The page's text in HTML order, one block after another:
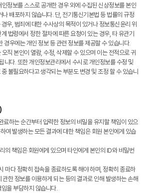
정보를 스스로 공개한 경우 외에 수집된 신상정보를 본인
배포하지 않습니다. 단, 전기통신기본법 등 법률의 규정
우, 범죄에 대한 수사상의 목적이 있거나 정보통신윤리 위
법령에서 정한 절차에 따른 요청이 있는 경우, 타 유관기
경우에는 개인 정보 등 관련 정보를 제공할 수 있습니다.
직 본인이 열람, 수정, 삭제할 수 있으며 이는 전적으로 귀
니다. 또한 개인정보관리에서 수시로 개인정보를 수정 및
불필요하다고 생각되는 부분도 변경 및 조정 할 수 있습니
료하는 순간부터 입력한 정보의 비밀을 유지할 책임이 있으
여 발생하는 모든 결과에 대한 책임은 회원 본인에게 있습
의 책임은 회원에게 있으며 타인에게 본인의 ID와 비밀번
마다 정확히 접속을 종료하도록 해야 하며, 정확히 종료하
한 정보를 이용하게 되는 등의 결과로 인해 발생하는 손해
을 부담하지 않습니다.